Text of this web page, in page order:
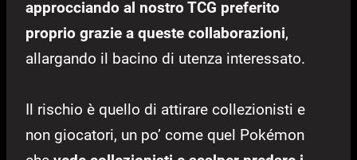
approcciando al nostro TCG preferito
proprio grazie a queste collaborazioni,
allargando il bacino di utenza interessato.
Il rischio è quello di attirare collezionisti e
non giocatori, un po’ come quel Pokémon